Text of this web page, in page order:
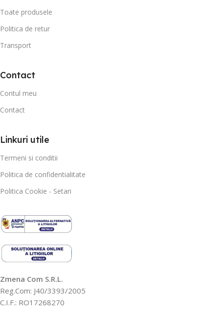
Toate produsele
Politica de retur
Transport
Contact
Contul meu
Contact
Linkuri utile
Termeni si conditii
Politica de confidentialitate
Politica Cookie - Setari
Zmena Com S.R.L.
Reg.Com: J40/3393/2005
C.I.F.: RO17268270